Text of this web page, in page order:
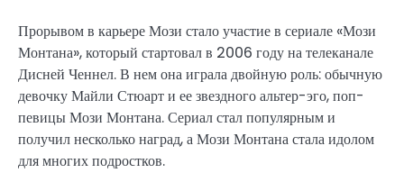
Прорывом в карьере Мози стало участие в сериале «Мози
Монтана», который стартовал в 2006 году на телеканале
Дисней Ченнел. В нем она играла двойную роль: обычную
девочку Майли Стюарт и ее звездного альтер-эго, поп-
певицы Мози Монтана. Сериал стал популярным и
получил несколько наград, а Мози Монтана стала идолом
для многих подростков.